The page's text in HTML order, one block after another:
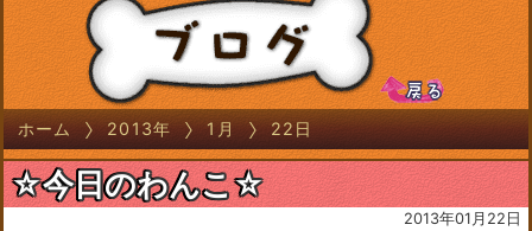
ホーム 2013年 1月 22日
☆今日のわんこ☆
2013年01月22日